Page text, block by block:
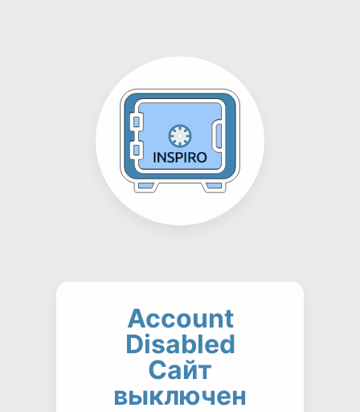
Account
Disabled
Сайт
выключен